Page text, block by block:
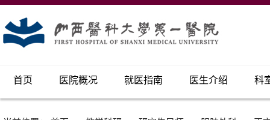
首页 医院概况 就医指南 医生介绍 科